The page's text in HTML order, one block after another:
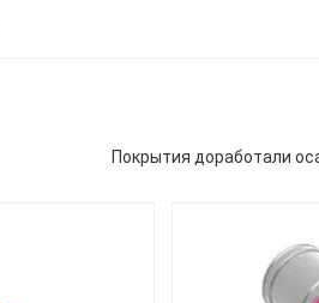
Покрытия доработали